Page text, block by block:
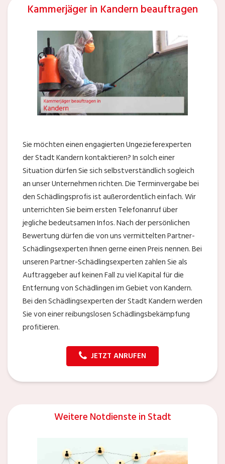
Kammerjäger in Kandern beauftragen
Sie möchten einen engagierten Ungezieferexperten
der Stadt Kandern kontaktieren? In solch einer
Situation dürfen Sie sich selbstverständlich sogleich
an unser Unternehmen richten. Die Terminvergabe bei
den Schädlingsprofis ist außerordentlich einfach. Wir
unterrichten Sie beim ersten Telefonanruf über
jegliche bedeutsamen Infos. Nach der persönlichen
Bewertung dürfen die von uns vermittelten Partner-
Schädlingsexperten Ihnen gerne einen Preis nennen. Bei
unseren Partner-Schädlingsexperten zahlen Sie als
Auftraggeber auf keinen Fall zu viel Kapital für die
Entfernung von Schädlingen im Gebiet von Kandern.
Bei den Schädlingsexperten der Stadt Kandern werden
Sie von einer reibungslosen Schädlingsbekämpfung
profitieren.
JETZT ANRUFEN
Weitere Notdienste in Stadt